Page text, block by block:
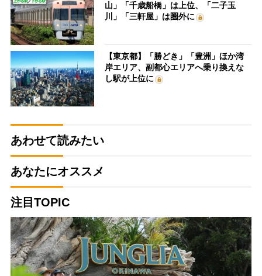
山」「千歳船橋」は上位、「二子玉
川」「三軒屋」は圏外に
【東京都】「勝どき」「豊洲」ほか湾
岸エリア、副都心エリアへ乗り換えな
し駅が上位に
あわせて読みたい
あなたにオススメ
注目TOPIC